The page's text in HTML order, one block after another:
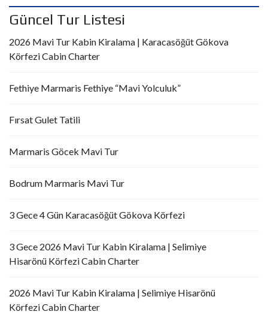
Güncel Tur Listesi
2026 Mavi Tur Kabin Kiralama | Karacasöğüt Gökova
Körfezi Cabin Charter
Fethiye Marmaris Fethiye “Mavi Yolculuk”
Fırsat Gulet Tatili
Marmaris Göcek Mavi Tur
Bodrum Marmaris Mavi Tur
3 Gece 4 Gün Karacasöğüt Gökova Körfezi
3 Gece 2026 Mavi Tur Kabin Kiralama | Selimiye
Hisarönü Körfezi Cabin Charter
2026 Mavi Tur Kabin Kiralama | Selimiye Hisarönü
Körfezi Cabin Charter